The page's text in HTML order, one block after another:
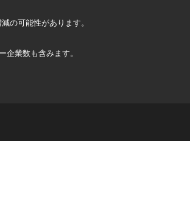
の可能性があります。
業数も含みます。